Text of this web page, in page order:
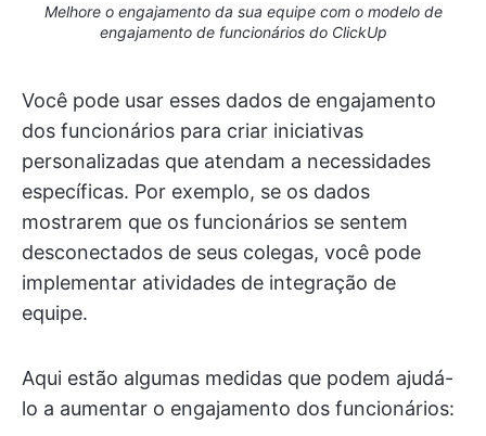
Melhore o engajamento da sua equipe com o modelo de
engajamento de funcionários do ClickUp
Você pode usar esses dados de engajamento
dos funcionários para criar iniciativas
personalizadas que atendam a necessidades
específicas. Por exemplo, se os dados
mostrarem que os funcionários se sentem
desconectados de seus colegas, você pode
implementar atividades de integração de
equipe.
Aqui estão algumas medidas que podem ajudá-
lo a aumentar o engajamento dos funcionários: